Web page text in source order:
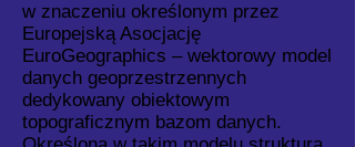
w znaczeniu określonym przez
Europejską Asocjację
EuroGeographics – wektorowy model
danych geoprzestrzennych
dedykowany obiektowym
topograficznym bazom danych.